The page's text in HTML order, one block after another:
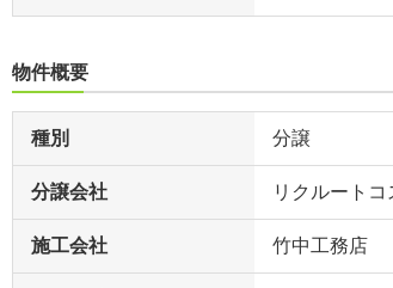
物件概要
種別 分譲
分譲会社 リクルート
施工会社 竹中工務店